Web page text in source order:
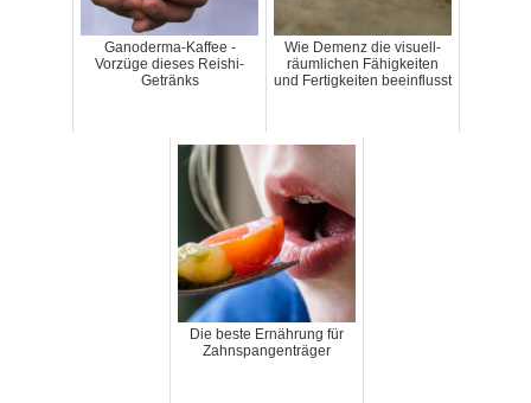
Ganoderma-Kaffee -
Vorzüge dieses Reishi-
Getränks
Wie Demenz die visuell-
räumlichen Fähigkeiten
und Fertigkeiten beeinflusst
Die beste Ernährung für
Zahnspangenträger